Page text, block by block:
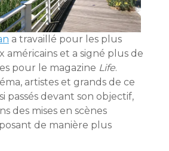
a travaillé pour les plus
américains et a signé plus de
pour le magazine Life.
artistes et grands de ce
passés devant son objectif,
des mises en scènes
de manière plus